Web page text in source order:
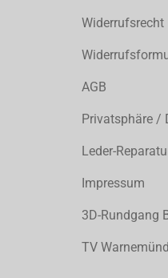
Widerrufsrecht
AGB
Privatsphäre /
Leder-
Impressum
3D-Rundgang
TV